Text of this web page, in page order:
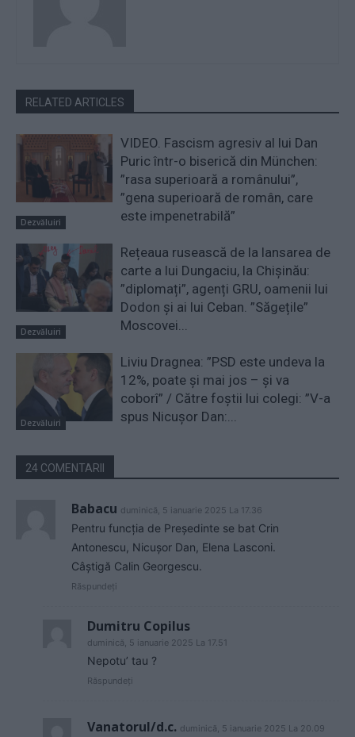
RELATED ARTICLES
Dezvăluiri
VIDEO. Fascism agresiv al lui Dan
Puric într-o biserică din München:
”rasa superioară a românului”,
”gena superioară de român, care
este impenetrabilă”
Dezvăluiri
Rețeaua rusească de la lansarea de
carte a lui Dungaciu, la Chișinău:
”diplomați”, agenți GRU, oamenii lui
Dodon și ai lui Ceban. ”Săgețile”
Moscovei...
Dezvăluiri
Liviu Dragnea: ”PSD este undeva la
12%, poate și mai jos – și va
coborî” / Către foștii lui colegi: ”V-a
spus Nicușor Dan:...
24 COMENTARII
Babacu duminică, 5 ianuarie 2025 La 17.36
Pentru funcția de Președinte se bat Crin
Antonescu, Nicușor Dan, Elena Lasconi.
Câștigă Calin Georgescu.
Răspundeți
Dumitru Copilus
duminică, 5 ianuarie 2025 La 17.51
Nepotu’ tau ?
Răspundeți
Vanatorul/d.c. duminică, 5 ianuarie 2025 La 20.09